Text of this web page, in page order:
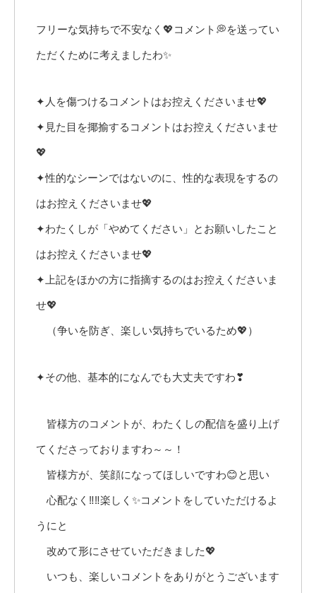
フリーな気持ちで不安なく💖コメント💭を送ってい
ただくために考えましたわ✨
✦人を傷つけるコメントはお控えくださいませ💖
✦見た目を揶揄するコメントはお控えくださいませ
💖
✦性的なシーンではないのに、性的な表現をするの
はお控えくださいませ💖
✦わたくしが「やめてください」とお願いしたこと
はお控えくださいませ💖
✦上記をほかの方に指摘するのはお控えくださいま
せ💖
（争いを防ぎ、楽しい気持ちでいるため💖）
✦その他、基本的になんでも大丈夫ですわ❣
皆様方のコメントが、わたくしの配信を盛り上げ
てくださっておりますわ～～！
皆様方が、笑顔になってほしいですわ😊と思い
心配なく‼️‼️楽しく✨コメントをしていただけるよ
うにと
改めて形にさせていただきました💖
いつも、楽しいコメントをありがとうございます